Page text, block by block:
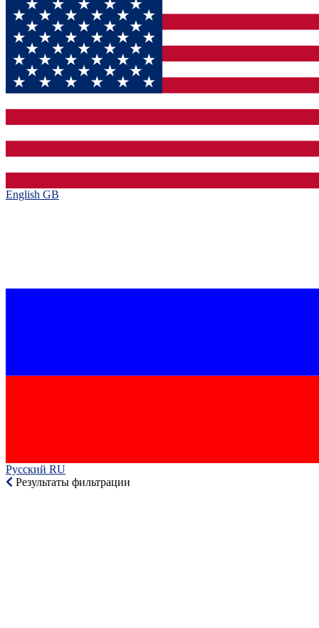
English GB‎
Русский RU‎
Результаты фильтрации